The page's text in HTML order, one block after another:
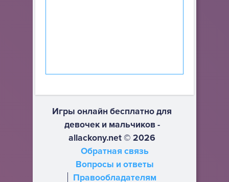
Игры онлайн бесплатно для
девочек и мальчиков -
allackony.net © 2026
Обратная связь
Вопросы и ответы
Правообладателям